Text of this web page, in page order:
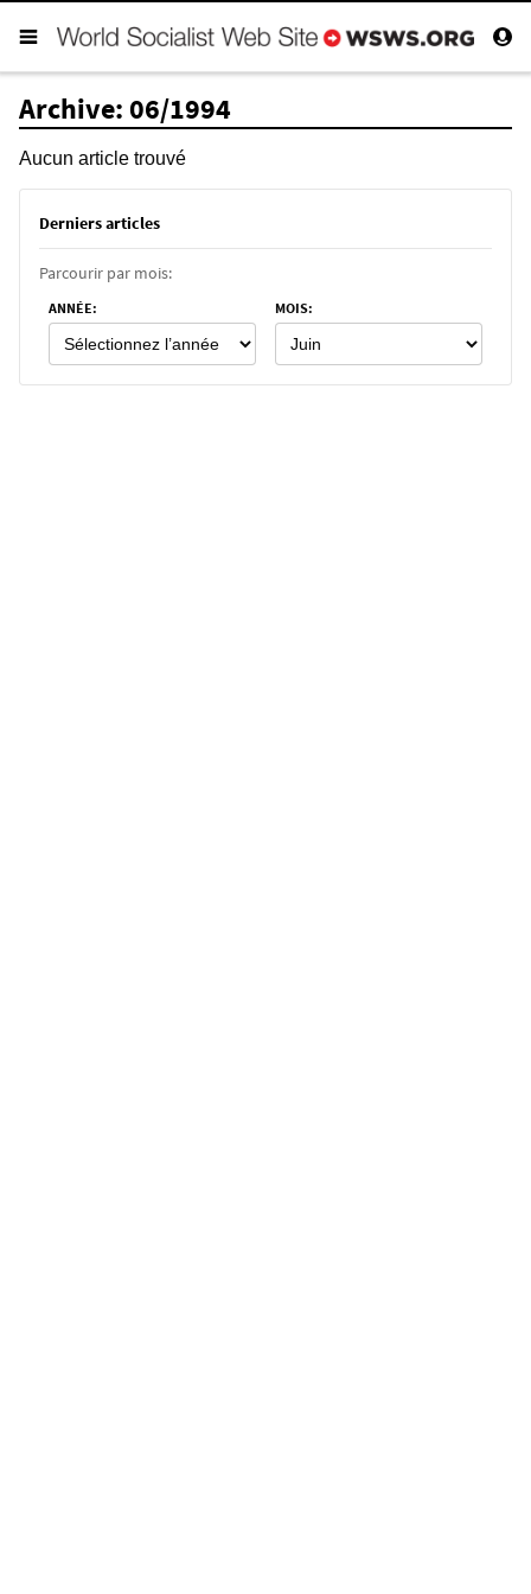
Archive: 06/1994
Aucun article trouvé
Derniers articles
Parcourir par mois:
ANNÉE: MOIS: